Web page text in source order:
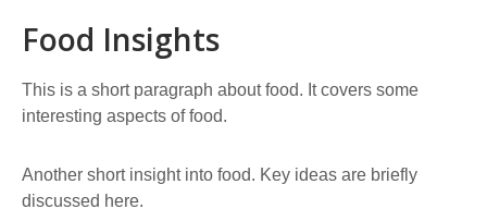
Food Insights
This is a short paragraph about food. It covers some
interesting aspects of food.
Another short insight into food. Key ideas are briefly
discussed here.